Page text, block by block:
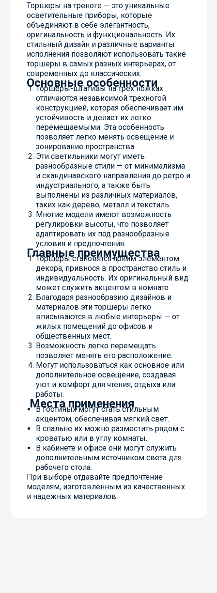
Торшеры на треноге — это уникальные
осветительные приборы, которые
объединяют в себе элегантность,
оригинальность и функциональность. Их
стильный дизайн и различные варианты
исполнения позволяют использовать такие
торшеры в самых разных интерьерах, от
современных до классических.
Основные особенности
Торшеры-штативы на трех ножках
отличаются независимой трехногой
конструкцией, которая обеспечивает им
устойчивость и делает их легко
перемещаемыми. Эта особенность
позволяет легко менять освещение и
зонирование пространства.
Эти светильники могут иметь
разнообразные стили — от минимализма
и скандинавского направления до ретро и
индустриального, а также быть
выполнены из различных материалов,
таких как дерево, металл и текстиль.
Многие модели имеют возможность
регулировки высоты, что позволяет
адаптировать их под разнообразные
условия и предпочтения.
Главные преимущества
Торшеры становятся ярким элементом
декора, привнося в пространство стиль и
индивидуальность. Их оригинальный вид
может служить акцентом в комнате.
Благодаря разнообразию дизайнов и
материалов эти торшеры легко
вписываются в любые интерьеры — от
жилых помещений до офисов и
общественных мест.
Возможность легко перемещать
позволяет менять его расположение.
Могут использоваться как основное или
дополнительное освещение, создавая
уют и комфорт для чтения, отдыха или
работы.
Места применения
В гостиных могут стать стильным
акцентом, обеспечивая мягкий свет.
В спальне их можно разместить рядом с
кроватью или в углу комнаты.
В кабинете и офисе они могут служить
дополнительным источником света для
рабочего стола.
При выборе отдавайте предпочтение
моделям, изготовленным из качественных
и надежных материалов.